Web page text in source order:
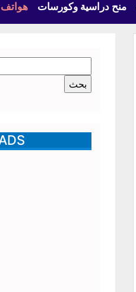
منح دراسية وكورسات هواتف
عن: